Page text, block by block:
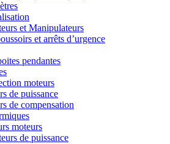
et Manipulateurs
et arrêts d’urgence
pendantes
moteurs
de puissance
de compensation
moteurs
de puissance